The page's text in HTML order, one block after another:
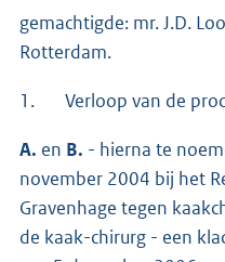
gemachtigde: mr. J.D.
Rotterdam.
1. Verloop van de
A. en B. - hierna te
november 2004 bij het
Gravenhage tegen
de kaak-chirurg - een